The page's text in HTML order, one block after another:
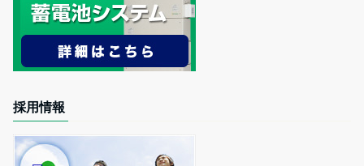
採用情報